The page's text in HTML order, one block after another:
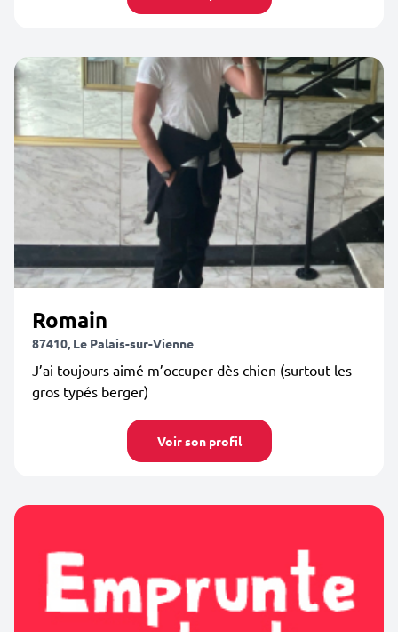
Romain
87410, Le Palais-sur-Vienne
J’ai toujours aimé m’occuper dès chien (surtout les
gros typés berger)
Voir son profil